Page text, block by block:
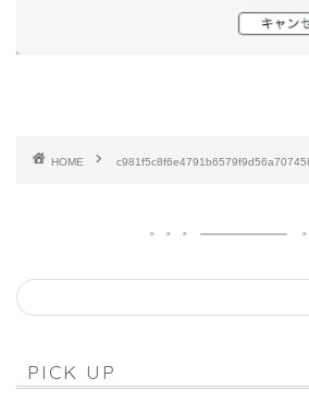
HOME
PICK UP